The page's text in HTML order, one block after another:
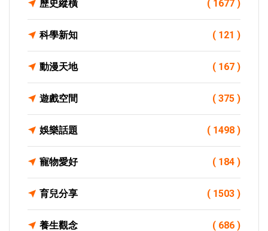
歷史縱橫 ( 1677 )
科學新知 ( 121 )
動漫天地 ( 167 )
遊戲空間 ( 375 )
娛樂話題 ( 1498 )
寵物愛好 ( 184 )
育兒分享 ( 1503 )
養生觀念 ( 686 )